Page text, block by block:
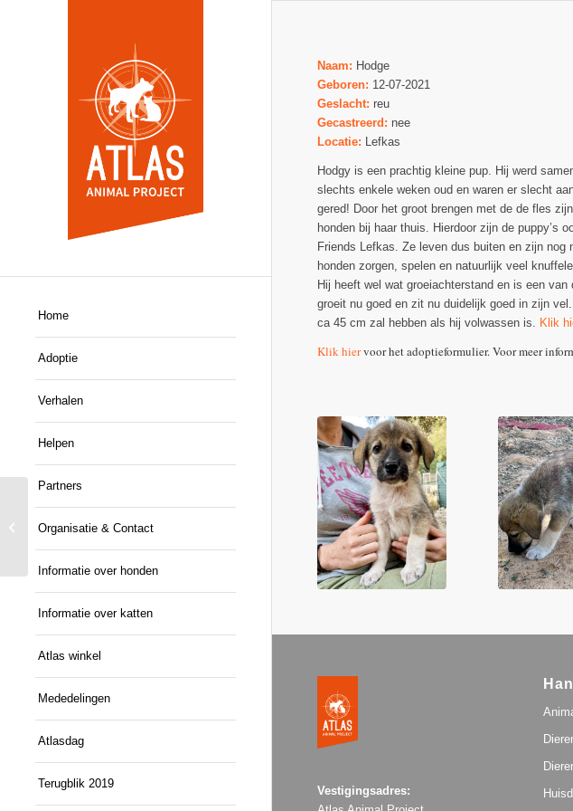
Home
Adoptie
Verhalen
Helpen
Partners
Organisatie & Contact
Informatie over honden
Informatie over katten
Atlas winkel
Mededelingen
Atlasdag
Terugblik 2019
Naam: Hodge
Geboren: 12-07-2021
Geslacht: reu
Gecastreerd: nee
Locatie: Lefkas
Hodgy is een prachtig kleine pup. Hij werd
slechts enkele weken oud en waren er slecht
gered! Door het groot brengen met de de fles
honden bij haar thuis. Hierdoor zijn de puppy’s
Friends Lefkas. Ze leven dus buiten en zijn
honden zorgen, spelen en natuurlijk veel
Hij heeft wel wat groeiachterstand en is een
groeit nu goed en zit nu duidelijk goed in zijn
ca 45 cm zal hebben als hij volwassen is. Klik
Klik hiervoor het adoptieformulier. Voor meer
Vestigingsadres:
Dodge